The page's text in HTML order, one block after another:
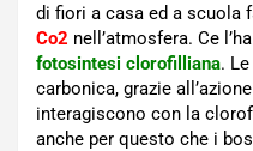
di fiori a casa ed a scuola
Co2 nell’atmosfera. Ce
fotosintesi clorofilliana.
carbonica, grazie
interagiscono con la
anche per questo che i